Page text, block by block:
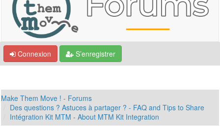
Connexion S’enregistrer
Make Them Move ! - Forums
Des questions ? Astuces à partager ? - FAQ and Tips to Share
Intégration Kit MTM - About MTM Kit Integration